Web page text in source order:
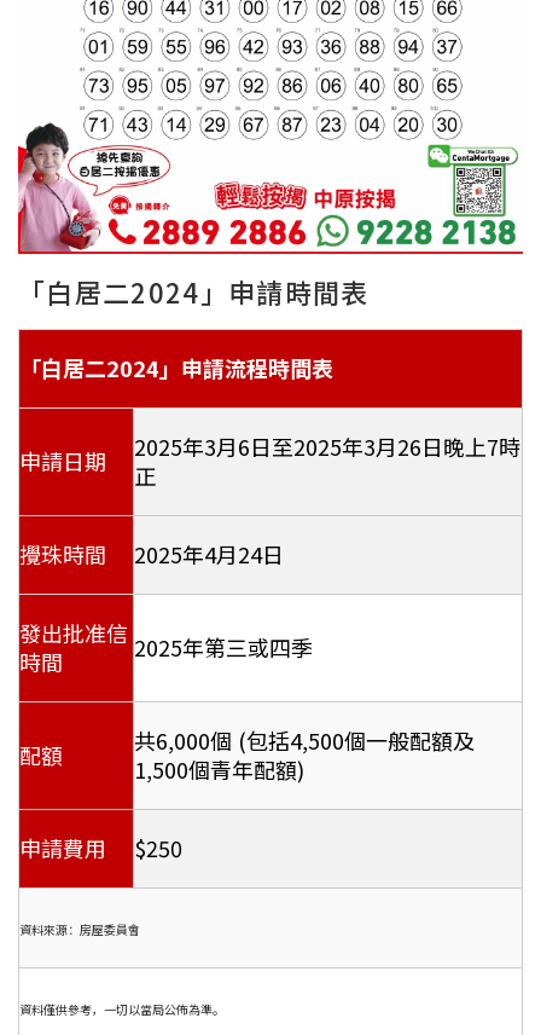
「白居二2024」申請時間表
「白居二2024」申請流程時間表
申請日期
2025年3月6日至2025年3月26日晚上7時
正
攪珠時間 2025年4月24日
發出批准信
時間
2025年第三或四季
配額
共6,000個 (包括4,500個一般配額及
1,500個青年配額)
申請費用 $250
資料來源：房屋委員會
資料僅供參考，一切以當局公佈為準。